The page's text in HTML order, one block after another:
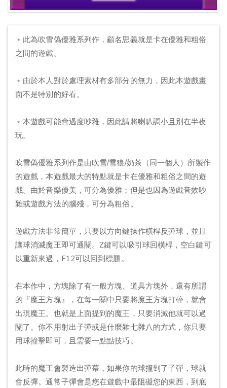
﹡此為吹雪偽優雅系列作，顧名思義就是卡在優雅和粗俗
之間的遊戲。
﹡由於本人對於處理素材有多部分的無力，因此本遊戲畫
面不是特別的好看。
﹡本遊戲可能會過度吵雜，因此請將喇叭調小且別在半夜
玩。
吹雪偽優雅系列作是由吹雪/雪狼/奶茶（同一個人）所製作
的遊戲，本遊戲最大的特點就是卡在優雅和粗俗之間的遊
戲。由於音樂優美，可分為優雅；但是也因為遊戲音效吵
雜或遊戲方法的腦殘，可分為粗俗。
遊戲方法非常簡單，只要以方向鍵操作橫桿反彈球，並且
讓球消滅魔王即可通關。Z鍵可以吸引球回橫桿，空白鍵可
以重新來過，F12可以回到標題。
在本作中，方塊除了有一般方塊、道具方塊外，還有所謂
的『魔王方塊』，在每一關中只要將魔王方塊打碎，就會
出現魔王。也就是上面提到的魔王，只要消滅他就可以過
關了。你不用射出子彈或是什麼雜七雜八的方式，你只要
用球撞擊即可，且需要一點點技巧。
此時的魔王會製造出彈幕，如果你的球撞到了子彈，球就
會反彈。通常子彈會是您在遊戲中最阻礙您的東西，到底